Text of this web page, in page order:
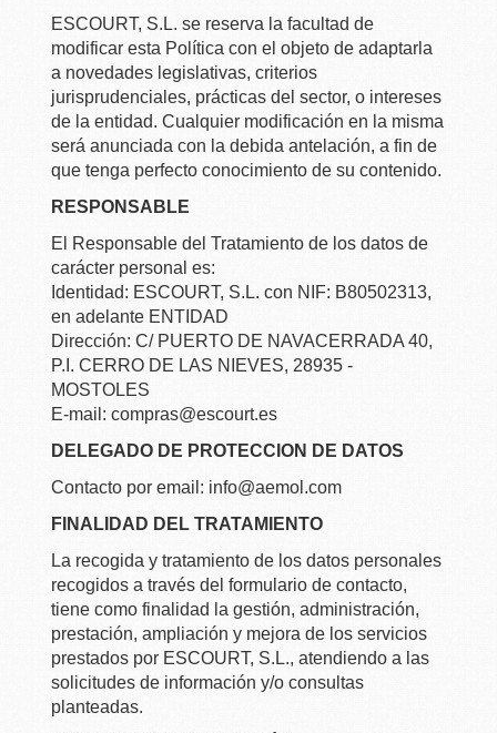
ESCOURT, S.L. se reserva la facultad de
modificar esta Política con el objeto de adaptarla
a novedades legislativas, criterios
jurisprudenciales, prácticas del sector, o intereses
de la entidad. Cualquier modificación en la misma
será anunciada con la debida antelación, a fin de
que tenga perfecto conocimiento de su contenido.
RESPONSABLE
El Responsable del Tratamiento de los datos de
carácter personal es:
Identidad: ESCOURT, S.L. con NIF: B80502313,
en adelante ENTIDAD
Dirección: C/ PUERTO DE NAVACERRADA 40,
P.I. CERRO DE LAS NIEVES, 28935 -
MOSTOLES
E-mail: compras@escourt.es
DELEGADO DE PROTECCION DE DATOS
Contacto por email: info@aemol.com
FINALIDAD DEL TRATAMIENTO
La recogida y tratamiento de los datos personales
recogidos a través del formulario de contacto,
tiene como finalidad la gestión, administración,
prestación, ampliación y mejora de los servicios
prestados por ESCOURT, S.L., atendiendo a las
solicitudes de información y/o consultas
planteadas.